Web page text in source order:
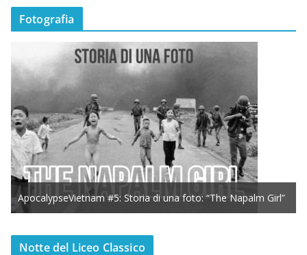
Fotografia
ApocalypseVietnam #5: Storia di una foto: “The Napalm Girl”
Notte del Liceo Classico